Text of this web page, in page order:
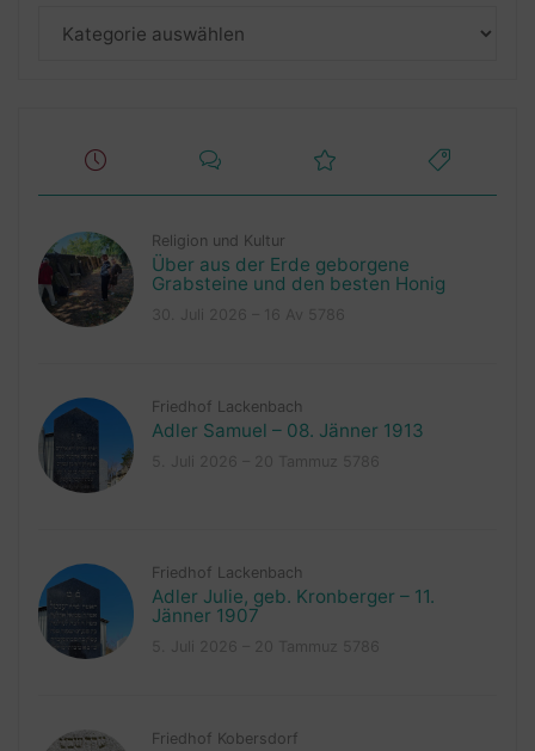
Religion und Kultur
Über aus der Erde geborgene
Grabsteine und den besten Honig
Friedhof Lackenbach
Adler Samuel – 08. Jänner 1913
Friedhof Lackenbach
Adler Julie, geb. Kronberger – 11.
Jänner 1907
Friedhof Kobersdorf